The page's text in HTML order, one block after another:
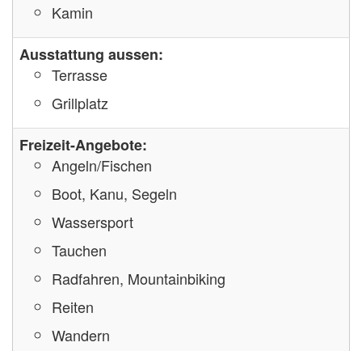
Kamin
Ausstattung aussen:
Terrasse
Grillplatz
Freizeit-Angebote:
Angeln/Fischen
Boot, Kanu, Segeln
Wassersport
Tauchen
Radfahren, Mountainbiking
Reiten
Wandern